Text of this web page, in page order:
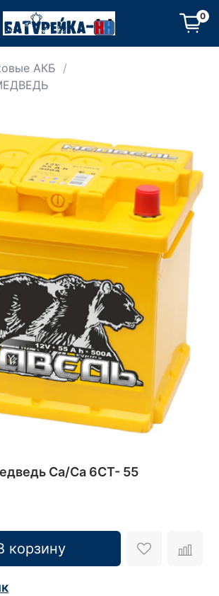
0
АКБ
Ca/Ca 6CT- 55
корзину